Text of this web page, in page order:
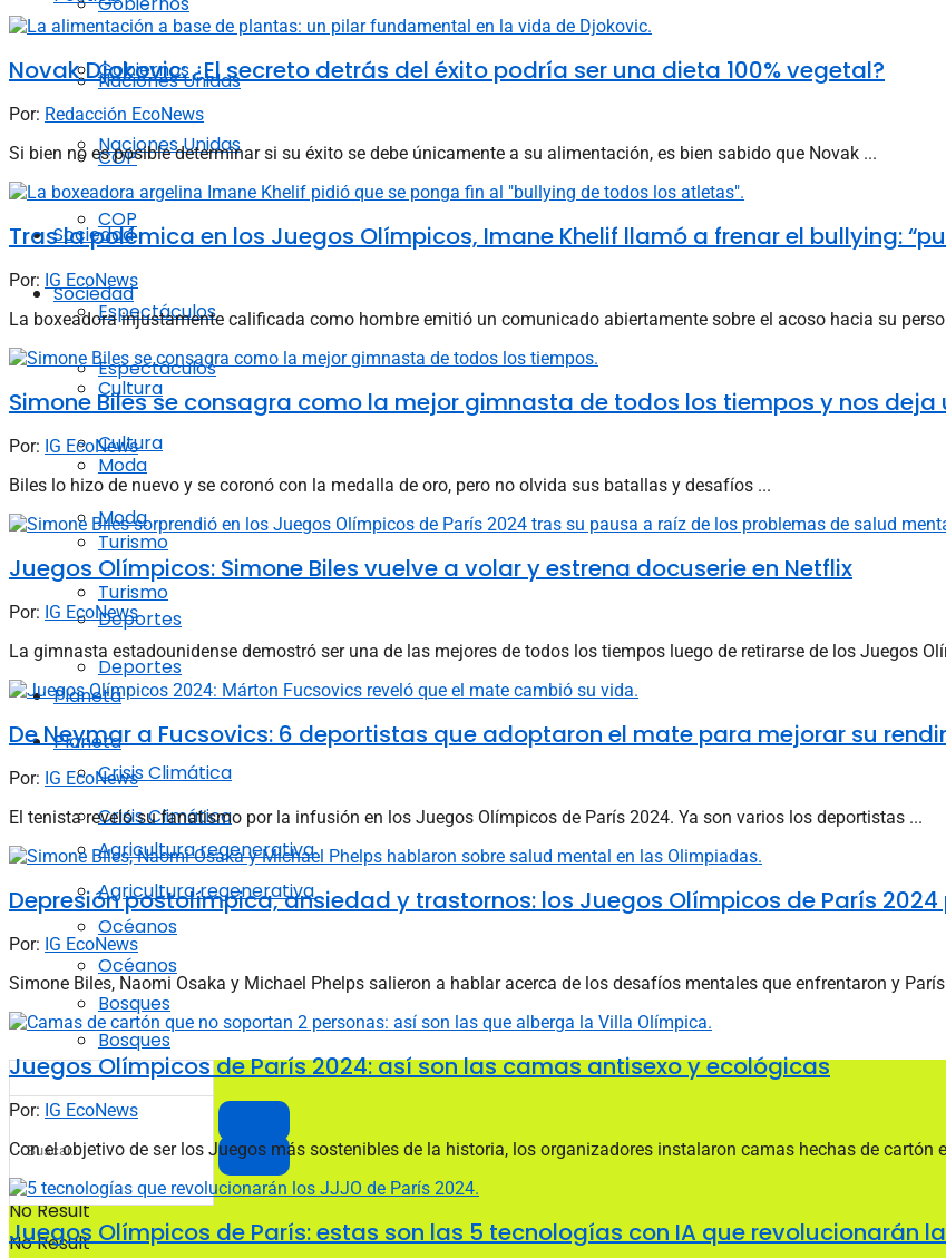
Naciones Unidas
COP
Sociedad
Espectáculos
Cultura
Moda
Turismo
Deportes
Planeta
Crisis Climática
Agricultura regenerativa
Océanos
Bosques
No Result
Gobiernos
Naciones Unidas
COP
Sociedad
Espectáculos
Cultura
Moda
Turismo
Deportes
Planeta
Crisis Climática
Agricultura regenerativa
Océanos
Bosques
No Result
Novak Djokovic: ¿El secreto detrás del éxito podría ser una dieta 100% vegetal?
Por: Redacción EcoNews
Si bien no es posible determinar si su éxito se debe únicamente a su alimentación, es bien sabido que Novak ...
Tras la polémica en los Juegos Olímpicos, Imane Khelif llamó a frenar el bullying:
Por: IG EcoNews
La boxeadora injustamente calificada como hombre emitió un comunicado abiertamente sobre el acoso hacia su
Simone Biles se consagra como la mejor gimnasta de todos los tiempos y nos deja
Por: IG EcoNews
Biles lo hizo de nuevo y se coronó con la medalla de oro, pero no olvida sus batallas y desafíos ...
Juegos Olímpicos: Simone Biles vuelve a volar y estrena docuserie en Netflix
Por: IG EcoNews
La gimnasta estadounidense demostró ser una de las mejores de todos los tiempos luego de retirarse de los Juegos
De Neymar a Fucsovics: 6 deportistas que adoptaron el mate para mejorar su
Por: IG EcoNews
El tenista reveló su fanatismo por la infusión en los Juegos Olímpicos de París 2024. Ya son varios los deportistas ...
Depresión postolímpica, ansiedad y trastornos: los Juegos Olímpicos de París
Por: IG EcoNews
Simone Biles, Naomi Osaka y Michael Phelps salieron a hablar acerca de los desafíos mentales que enfrentaron y
Juegos Olímpicos de París 2024: así son las camas antisexo y ecológicas
Por: IG EcoNews
Con el objetivo de ser los Juegos más sostenibles de la historia, los organizadores instalaron camas hechas de cartón
Juegos Olímpicos de París: estas son las 5 tecnologías con IA que revolucionarán